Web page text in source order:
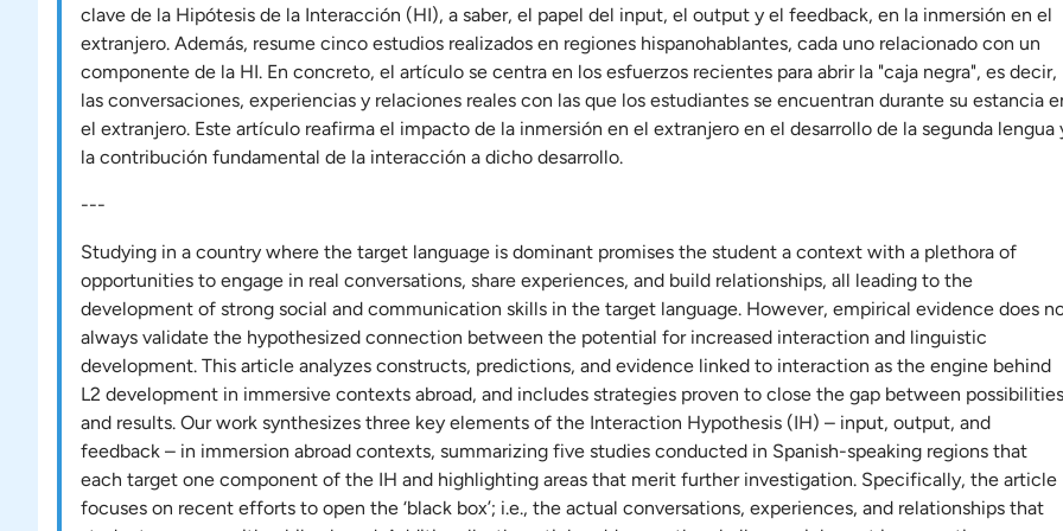
clave de la Hipótesis de la Interacción (HI), a saber, el papel del input, el output y el feedback, en la inmersión en el
extranjero. Además, resume cinco estudios realizados en regiones hispanohablantes, cada uno relacionado con un
componente de la HI. En concreto, el artículo se centra en los esfuerzos recientes para abrir la "caja negra", es decir,
las conversaciones, experiencias y relaciones reales con las que los estudiantes se encuentran durante su estancia
el extranjero. Este artículo reafirma el impacto de la inmersión en el extranjero en el desarrollo de la segunda lengua
la contribución fundamental de la interacción a dicho desarrollo.
---
Studying in a country where the target language is dominant promises the student a context with a plethora of
opportunities to engage in real conversations, share experiences, and build relationships, all leading to the
development of strong social and communication skills in the target language. However, empirical evidence does
always validate the hypothesized connection between the potential for increased interaction and linguistic
development. This article analyzes constructs, predictions, and evidence linked to interaction as the engine behind
L2 development in immersive contexts abroad, and includes strategies proven to close the gap between possibilities
and results. Our work synthesizes three key elements of the Interaction Hypothesis (IH) – input, output, and
feedback – in immersion abroad contexts, summarizing five studies conducted in Spanish-speaking regions that
each target one component of the IH and highlighting areas that merit further investigation. Specifically, the article
focuses on recent efforts to open the ‘black box’; i.e., the actual conversations, experiences, and relationships that